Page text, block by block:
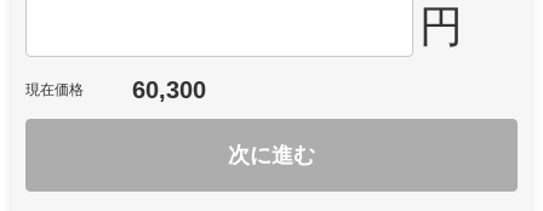
円
現在価格 60,300
次に進む